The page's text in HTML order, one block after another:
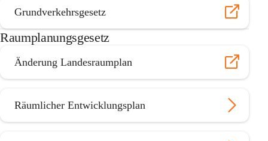
Grundverkehrsgesetz
Raumplanungsgesetz
Änderung Landesraumplan
Räumlicher Entwicklungsplan